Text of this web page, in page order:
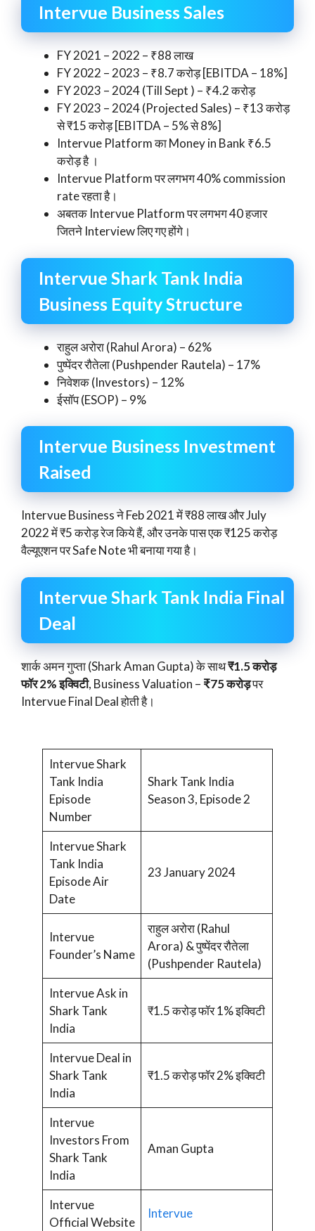
Intervue Business Sales
FY 2021 – 2022 – ₹88 लाख
FY 2022 – 2023 – ₹8.7 करोड़ [EBITDA – 18%]
FY 2023 – 2024 (Till Sept ) – ₹4.2 करोड़
FY 2023 – 2024 (Projected Sales) – ₹13 करोड़
से ₹15 करोड़ [EBITDA – 5% से 8%]
Intervue Platform का Money in Bank ₹6.5
करोड़ है ।
Intervue Platform पर लगभग 40% commission
rate रहता है।
अबतक Intervue Platform पर लगभग 40 हजार
जितने Interview लिए गए होंगे।
Intervue Shark Tank India
Business Equity Structure
राहुल अरोरा (Rahul Arora) – 62%
पुष्पेंदर रौतेला (Pushpender Rautela) – 17%
निवेशक (Investors) – 12%
ईसॉप (ESOP) – 9%
Intervue Business Investment
Raised
Intervue Business ने Feb 2021 में ₹88 लाख और July
2022 में ₹5 करोड़ रेज किये हैं, और उनके पास एक ₹125 करोड़
वैल्यूएशन पर Safe Note भी बनाया गया है।
Intervue Shark Tank India Final
Deal
शार्क अमन गुप्ता (Shark Aman Gupta) के साथ₹1.5 करोड़
फॉर 2% इक्विटी, Business Valuation – ₹75 करोड़पर
Intervue Final Deal होती है।
Intervue Shark
Tank India
Episode
Number
Shark Tank India
Season 3, Episode 2
Intervue Shark
Tank India
Episode Air
Date
23 January 2024
Intervue
Founder’s Name
राहुल अरोरा (Rahul
Arora) & पुष्पेंदर रौतेला
(Pushpender Rautela)
Intervue Ask in
Shark Tank
India
₹1.5 करोड़ फॉर 1% इक्विटी
Intervue Deal in
Shark Tank
India
₹1.5 करोड़ फॉर 2% इक्विटी
Intervue
Investors From
Shark Tank
India
Aman Gupta
Intervue
Official Website
Intervue